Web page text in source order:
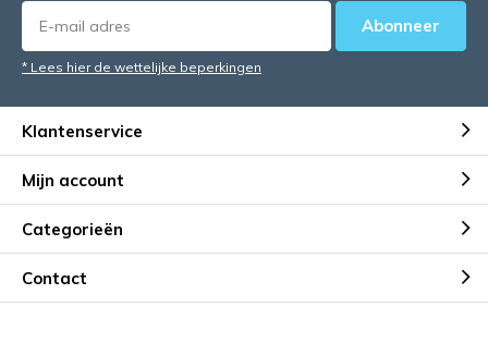
Abonneer
* Lees hier de wettelijke beperkingen
Klantenservice
Mijn account
Categorieën
Contact